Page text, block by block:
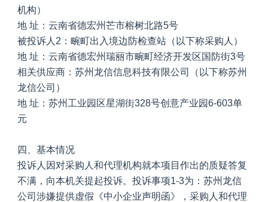
机构）
地 址：云南省德宏州芒市榕树北路5号
被投诉人2：畹町出入境边防检查站（以下称采购人）
地 址：云南省德宏州瑞丽市畹町经济开发区国防街3号
相关供应商：苏州龙信信息科技有限公司（以下称苏州
龙信公司）
地 址：苏州工业园区星湖街328号创意产业园6-603单
元
四、基本情况
投诉人因对采购人和代理机构就本项目作出的质疑答复
不满，向本机关提起投诉。投诉事项1-3为：苏州龙信
公司涉嫌提供虚假《中小企业声明函》，采购人和代理